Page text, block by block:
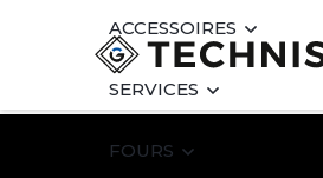
ACCESSOIRES
SERVICES
FOURS
Heading